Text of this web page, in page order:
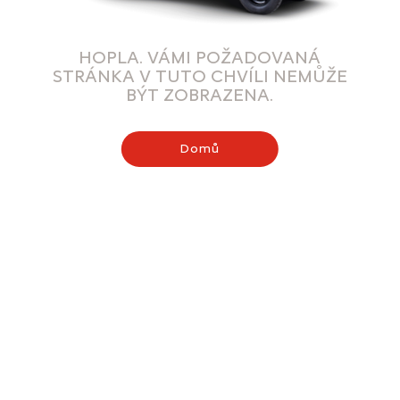
HOPLA. VÁMI POŽADOVANÁ
STRÁNKA V TUTO CHVÍLI NEMŮŽE
BÝT ZOBRAZENA.
Domů